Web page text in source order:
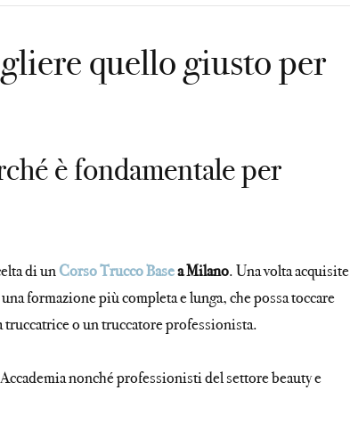
quello giusto per
è fondamentale per
di unCorso Trucco Basea Milano. Una volta acquisite
formazione più completa e lunga, che possa toccare
truccatrice o un truccatore professionista.
nonché professionisti del settore beauty e